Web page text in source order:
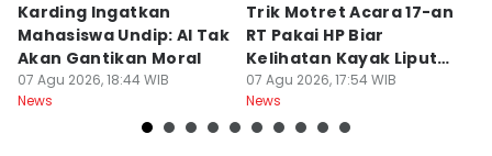
Karding Ingatkan
Mahasiswa Undip: AI Tak
Akan Gantikan Moral
07 Agu 2026, 18:44 WIB
News
Trik Motret Acara 17-an
RT Pakai HP Biar
Kelihatan Kayak Liputan
Festival Nasional
07 Agu 2026, 17:54 WIB
News